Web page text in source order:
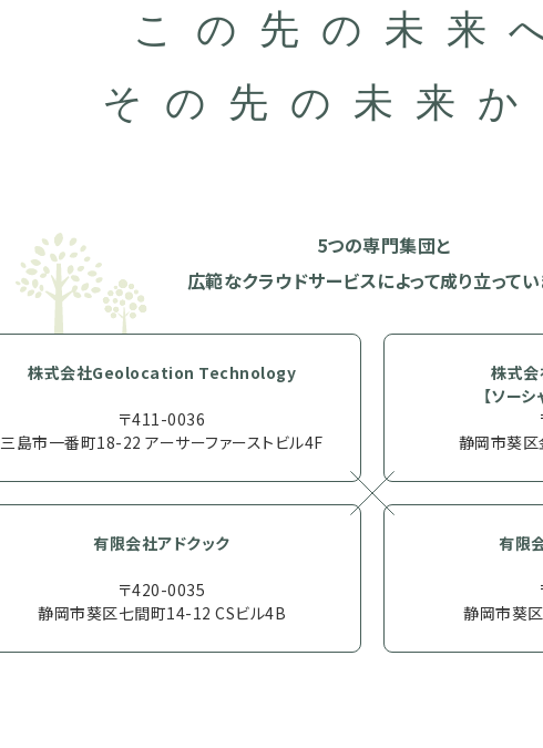
この先の未来
その先の未来か
5つの専門集団と
広範なクラウドサービスによって成り立ってい
株式会社Geolocation Technology
〒411-0036
三島市一番町18-22 アーサーファーストビル4F
株式会
【ソー
静岡市葵
有限会社アドクック
〒420-0035
静岡市葵区七間町14-12 CSビル4B
有限
静岡市葵